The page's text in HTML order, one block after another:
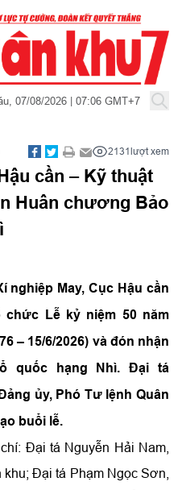
07/08/2026 | 07:06 GMT+7
2131lượt xem
cần – Kỹ thuật
Huân chương Bảo
nghiệp May, Cục Hậu cần
Lễ kỷ niệm 50 năm
– 15/6/2026) và đón nhận
quốc hạng Nhì. Đại tá
ủy, Phó Tư lệnh Quân
buổi lễ.
Đại tá Nguyễn Hải Nam,
Đại tá Phạm Ngọc Sơn,